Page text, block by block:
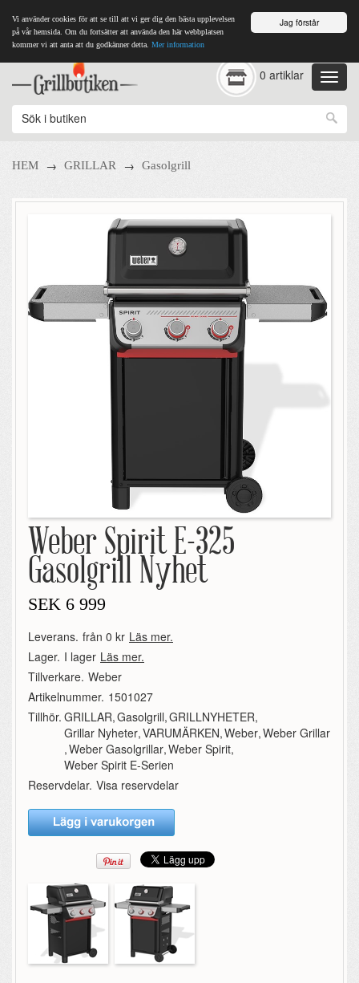
Jag förstår
Vi använder cookies för att se till att vi ger dig den bästa upplevelsen
på vår hemsida. Om du fortsätter att använda den här webbplatsen
kommer vi att anta att du godkänner detta. Mer information
0 artiklar
HEM → GRILLAR → Gasolgrill
Weber Spirit E-325
Gasolgrill Nyhet
SEK 6 999
Leverans. från 0 kr Läs mer.
Lager. I lager Läs mer.
Tillverkare. Weber
Artikelnummer. 1501027
Tillhör. GRILLAR,Gasolgrill,GRILLNYHETER,
Grillar Nyheter,VARUMÄRKEN,Weber,Weber Grillar
,Weber Gasolgrillar,Weber Spirit,
Weber Spirit E-Serien
Reservdelar. Visa reservdelar